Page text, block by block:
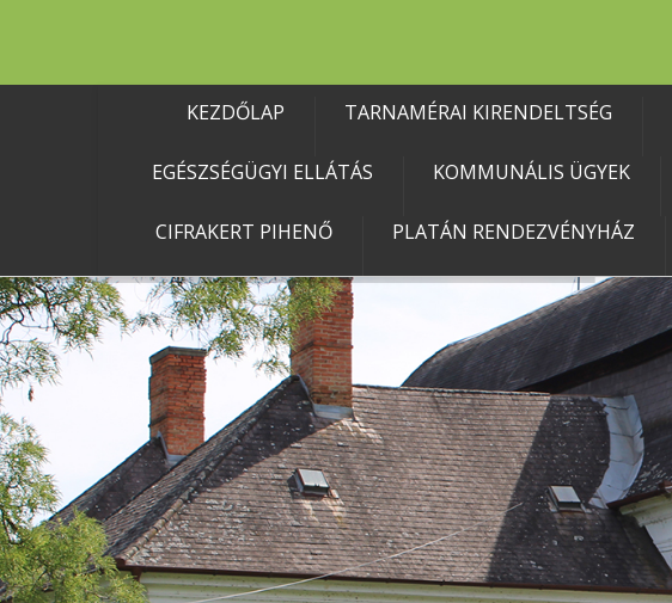
KEZDŐLAP TARNAMÉRAI KIRENDELTSÉG
EGÉSZSÉGÜGYI ELLÁTÁS KOMMUNÁLIS ÜGYEK
CIFRAKERT PIHENŐ PLATÁN RENDEZVÉNYHÁZ